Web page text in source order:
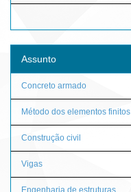
Assunto
Concreto armado
Método dos elementos finitos
Construção civil
Vigas
Engenharia de estruturas